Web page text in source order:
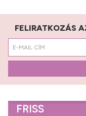
FELIRATKOZÁS
FRISS